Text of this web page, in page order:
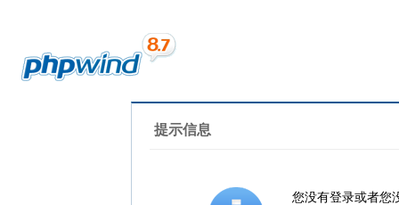
提示信息
您没有登录或者您